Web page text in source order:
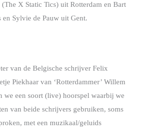
X Static Tics) uit Rotterdam en Bart
en Sylvie de Pauw uit Gent.
van de Belgische schrijver Felix
Piekhaar van ‘Rotterdammer’ Willem
we een soort (live) hoorspel waarbij we
van beide schrijvers gebruiken, soms
met een muzikaal/geluids